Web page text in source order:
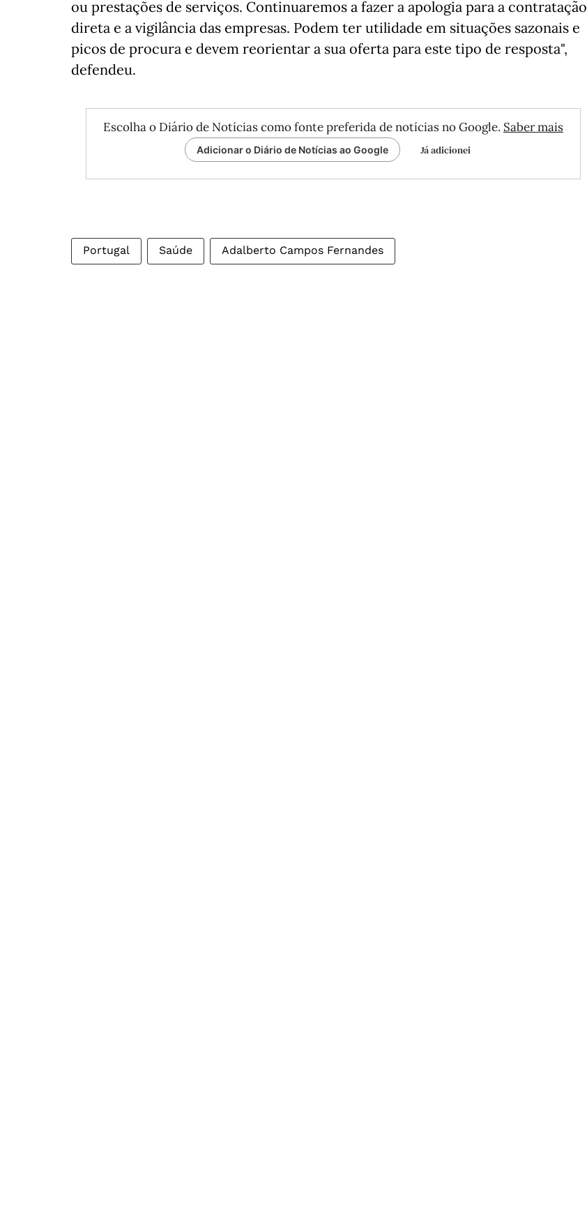
ou prestações de serviços. Continuaremos a fazer a apologia para a contratação
direta e a vigilância das empresas. Podem ter utilidade em situações sazonais e
picos de procura e devem reorientar a sua oferta para este tipo de resposta",
defendeu.
Escolha o Diário de Notícias como fonte preferida de notícias no Google. Saber mais
Adicionar o Diário de Notícias ao Google Já adicionei
Portugal Saúde Adalberto Campos Fernandes